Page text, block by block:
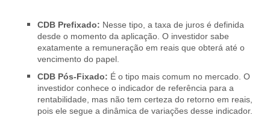
CDB Prefixado: Nesse tipo, a taxa de juros é definida
desde o momento da aplicação. O investidor sabe
exatamente a remuneração em reais que obterá até o
vencimento do papel.
CDB Pós-Fixado: É o tipo mais comum no mercado. O
investidor conhece o indicador de referência para a
rentabilidade, mas não tem certeza do retorno em reais,
pois ele segue a dinâmica de variações desse indicador.